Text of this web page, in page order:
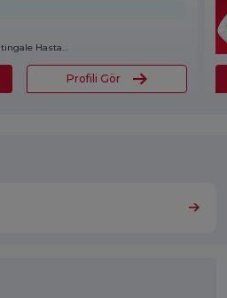
Florence Nightingale Hastanesi
Profili Gör